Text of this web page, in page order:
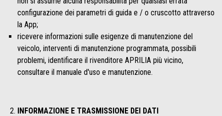
configurazione dei parametri di guida e / o cruscotto attraverso
la App;
ricevere informazioni sulle esigenze di manutenzione del
veicolo, interventi di manutenzione programmata, possibili
problemi, identificare il rivenditore APRILIA più vicino,
consultare il manuale d'uso e manutenzione.
INFORMAZIONE E TRASMISSIONE DEI DATI